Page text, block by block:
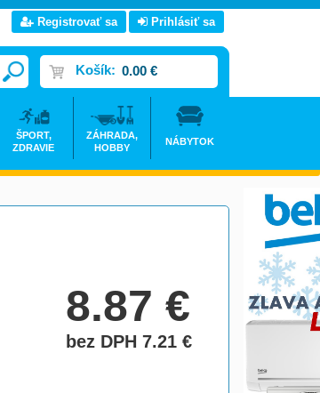
8.87€
bez DPH 7.21€
Registrovať sa Prihlásiť sa
Košík: 0.00 €
ŠPORT,
ZDRAVIE
ZÁHRADA,
HOBBY
NÁBYTOK